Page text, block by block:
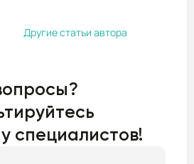
Другие статьи автора
специалистов!